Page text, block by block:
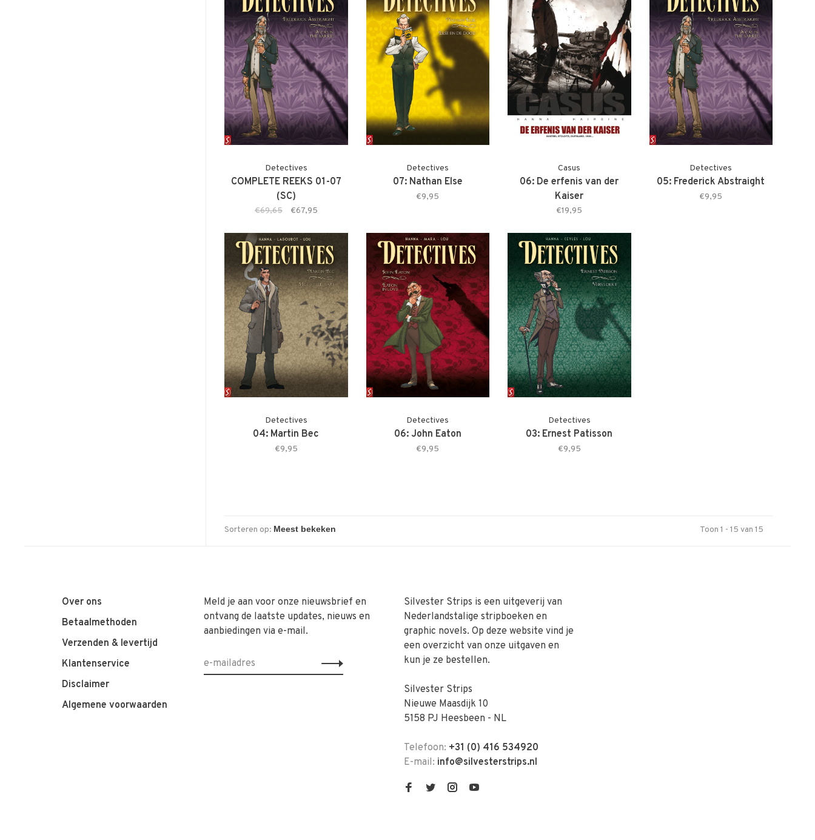
Detectives
COMPLETE REEKS 01-07
(SC)
€69,65 €67,95
Detectives
07: Nathan Else
€9,95
Casus
06: De erfenis van der
Kaiser
€19,95
Detectives
05: Frederick Abstraight
€9,95
Detectives
04: Martin Bec
€9,95
Detectives
06: John Eaton
€9,95
Detectives
03: Ernest Patisson
€9,95
Sorteren op: Toon 1 - 15 van 15
Over ons
Betaalmethoden
Verzenden & levertijd
Klantenservice
Disclaimer
Algemene voorwaarden
Meld je aan voor onze nieuwsbrief en
ontvang de laatste updates, nieuws en
aanbiedingen via e-mail.
Silvester Strips is een uitgeverij van
Nederlandstalige stripboeken en
graphic novels. Op deze website vind je
een overzicht van onze uitgaven en
kun je ze bestellen.
Silvester Strips
Nieuwe Maasdijk 10
5158 PJ Heesbeen - NL
Telefoon: +31 (0) 416 534920
E-mail: info@silvesterstrips.nl